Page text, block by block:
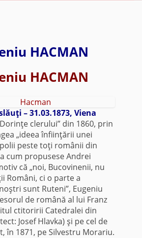
HACMAN
HACMAN
– 31.03.1873, Viena
clerului” din 1860, prin
„ideea înfiinţării unei
peste toţi românii din
cum propusese Andrei
că „noi, Bucovinenii, nu
Români, ci o parte a
sunt Ruteni”, Eugeniu
de română al lui Franz
ctitoririi Catedralei din
Josef Hlavka) şi pe cel de
în 1871, pe Silvestru Morariu.